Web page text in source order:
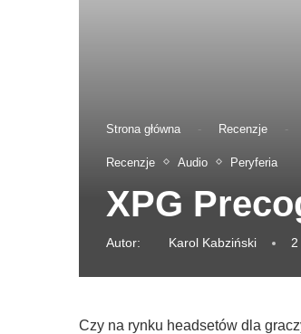
Strona główna - Recenzje -
Recenzje Audio Peryferia
XPG
Autor: Karol Kabziński
Czy na rynku headsetów dla